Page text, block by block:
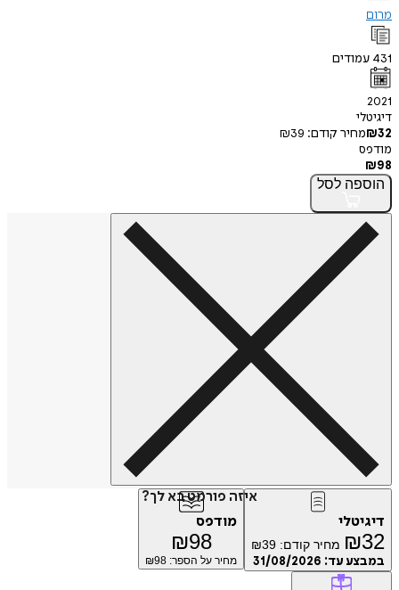
מרום
431 עמודים
2021
דיגיטלי
₪32 מחיר קודם: ₪39
מודפס
₪98
הוספה לסל
איזה פורמט בא לך?
דיגיטלי
₪32 מחיר קודם: ₪39
במבצע עד: 31/08/2026
מודפס
₪98
מחיר על הספר: ₪ 98